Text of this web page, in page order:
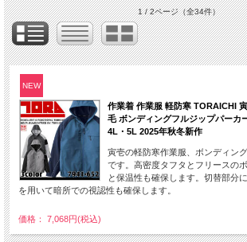
1 / 2ページ（全34件）
NEW
作業着 作業服 軽防寒 TORAICHI
毛 ボンディングフルジップパーカ
4L・5L 2025年秋冬新作
寅壱の軽防寒作業服、ボンディン
です。高密度タフタとフリースの
と保温性も確保します。切替部分
を用いて暗所での視認性も確保します。
価格： 7,068円(税込)